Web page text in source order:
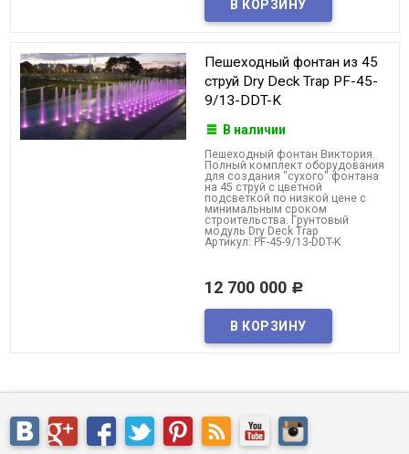
Пешеходный фонтан из 45
струй Dry Deck Trap PF-45-
9/13-DDT-K
В наличии
Пешеходный фонтан Виктория.
Полный комплект оборудования
для создания "сухого" фонтана
на 45 струй с цветной
подсветкой по низкой цене с
минимальным сроком
строительства. Грунтовый
модуль Dry Deck Trap
Артикул: PF-45-9/13-DDT-K
12 700 000 Р